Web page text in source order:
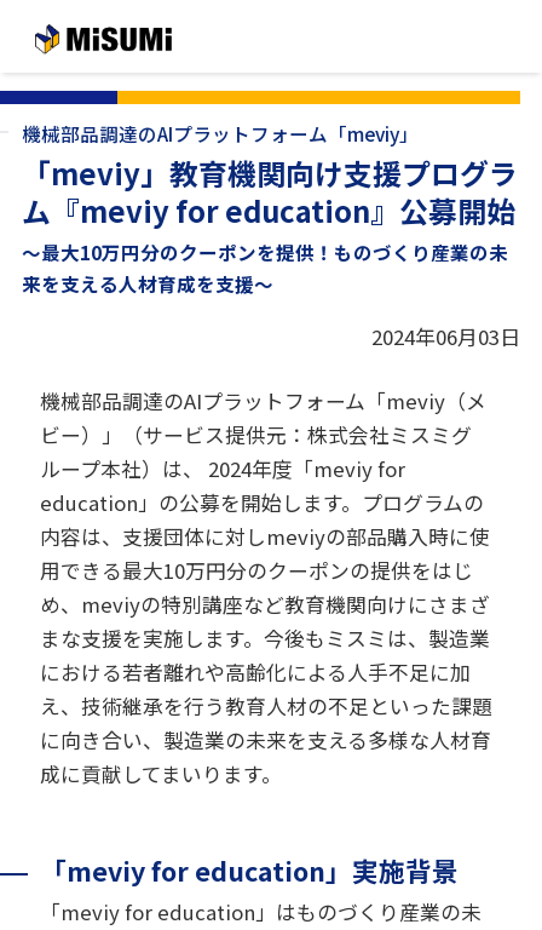
メインコンテンツへスキップする
機械部品調達のAIプラットフォーム「meviy」
「meviy」教育機関向け支援プログラ
ム『meviy for education』公募開始
～最大10万円分のクーポンを提供！ものづくり産業の未
来を支える人材育成を支援～
2024年06月03日
機械部品調達のAIプラットフォーム「meviy（メ
ビー）」（サービス提供元：株式会社ミスミグ
ループ本社）は、 2024年度「meviy for
education」の公募を開始します。プログラムの
内容は、支援団体に対しmeviyの部品購入時に使
用できる最大10万円分のクーポンの提供をはじ
め、meviyの特別講座など教育機関向けにさまざ
まな支援を実施します。今後もミスミは、製造業
における若者離れや高齢化による人手不足に加
え、技術継承を行う教育人材の不足といった課題
に向き合い、製造業の未来を支える多様な人材育
成に貢献してまいります。
「meviy for education」実施背景
「meviy for education」はものづくり産業の未